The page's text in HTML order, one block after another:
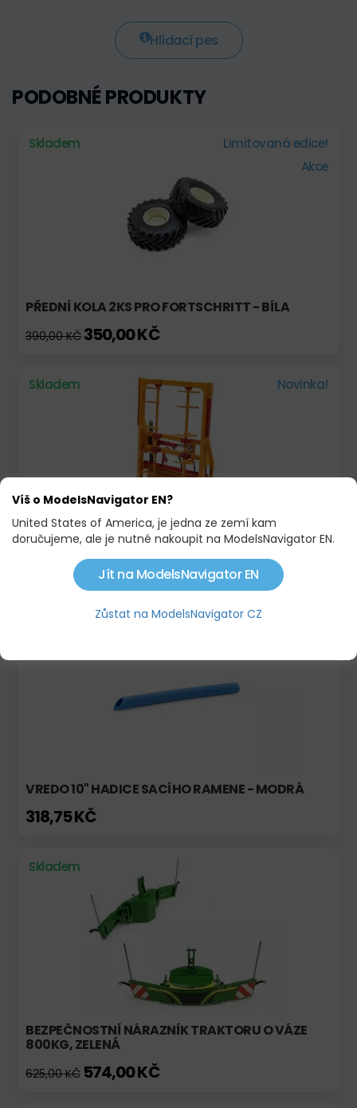
Hlídací pes
PODOBNÉ PRODUKTY
Skladem
Limitovaná edice!
Akce
PŘEDNÍ KOLA 2KS PRO FORTSCHRITT - BÍLA
390,00 KČ 350,00 KČ
Skladem Novinka!
MEIJER HOLLAND FRED 3-4 HD
1 148,00 KČ
VREDO 10" HADICE SACÍHO RAMENE - MODRÁ
318,75 KČ
Skladem
BEZPEČNOSTNÍ NÁRAZNÍK TRAKTORU O VÁZE
800KG, ZELENÁ
625,00 KČ 574,00 KČ
Víš o ModelsNavigator EN?
United States of America, je jedna ze zemí kam
doručujeme, ale je nutné nakoupit na ModelsNavigator EN.
Jít na ModelsNavigator EN
Zůstat na ModelsNavigator CZ